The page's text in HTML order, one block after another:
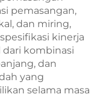
pemasangan,
dan miring,
kinerja
kombinasi
dan
yang
selama masa